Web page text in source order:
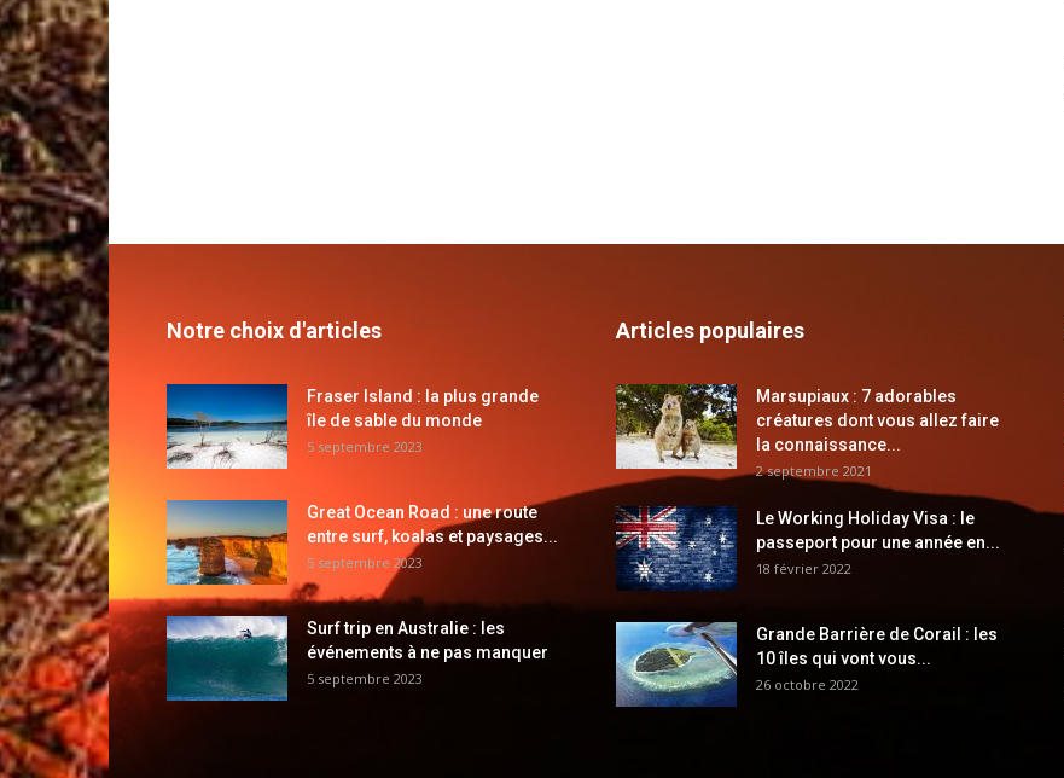
Notre choix d'articles
Fraser Island : la plus grande
île de sable du monde
5 septembre 2023
Great Ocean Road : une route
entre surf, koalas et paysages...
5 septembre 2023
Surf trip en Australie : les
événements à ne pas manquer
5 septembre 2023
Articles populaires
Marsupiaux : 7 adorables
créatures dont vous allez faire
la connaissance...
2 septembre 2021
Le Working Holiday Visa : le
passeport pour une année en...
18 février 2022
Grande Barrière de Corail : les
10 îles qui vont vous...
26 octobre 2022